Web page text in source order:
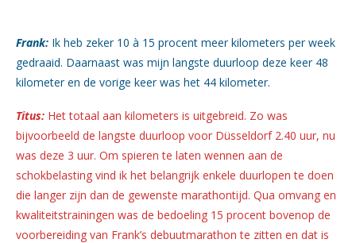
Frank: Ik heb zeker 10 à 15 procent meer kilometers per week
gedraaid. Daarnaast was mijn langste duurloop deze keer 48
kilometer en de vorige keer was het 44 kilometer.
Titus: Het totaal aan kilometers is uitgebreid. Zo was
bijvoorbeeld de langste duurloop voor Düsseldorf 2.40 uur, nu
was deze 3 uur. Om spieren te laten wennen aan de
schokbelasting vind ik het belangrijk enkele duurlopen te doen
die langer zijn dan de gewenste marathontijd. Qua omvang en
kwaliteitstrainingen was de bedoeling 15 procent bovenop de
voorbereiding van Frank’s debuutmarathon te zitten en dat is